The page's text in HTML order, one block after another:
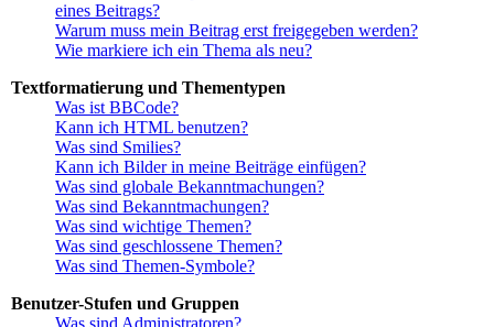
eines Beitrags?
Warum muss mein Beitrag erst freigegeben werden?
Wie markiere ich ein Thema als neu?
Textformatierung und Thementypen
Was ist BBCode?
Kann ich HTML benutzen?
Was sind Smilies?
Kann ich Bilder in meine Beiträge einfügen?
Was sind globale Bekanntmachungen?
Was sind Bekanntmachungen?
Was sind wichtige Themen?
Was sind geschlossene Themen?
Was sind Themen-Symbole?
Benutzer-Stufen und Gruppen
Was sind Administratoren?